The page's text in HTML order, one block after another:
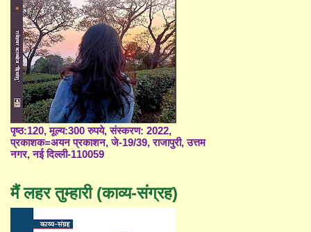
पृष्ठ:120, मूल्य:300 रुपये, संस्करण: 2022,
प्रकाशक=अयन प्रकाशन, जे-19/39, राजापुरी, उत्तम
नगर, नई दिल्ली-110059
मैं लहर तुम्हारी (काव्य-संग्रह)